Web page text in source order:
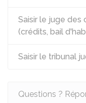
Saisir le juge
(crédits, bail
Saisir le tribunal
Questions ?